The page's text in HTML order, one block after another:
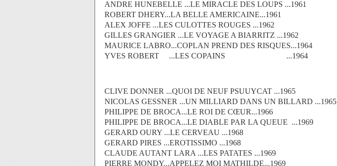
ANDRE HUNEBELLE ...LE MIRACLE DES LOUPS ...1961
ROBERT DHERY...LA BELLE AMERICAINE...1961
ALEX JOFFE ...LES CULOTTES ROUGES ...1962
GILLES GRANGIER ...LE VOYAGE A BIARRITZ ...1962
MAURICE LABRO...COPLAN PREND DES RISQUES...1964
YVES ROBERT ...LES COPAINS ...1964
CLIVE DONNER ...QUOI DE NEUF PSUUYCAT ...1965
NICOLAS GESSNER ...UN MILLIARD DANS UN BILLARD ...1965
PHILIPPE DE BROCA...LE ROI DE CŒUR...1966
PHILIPPE DE BROCA...LE DIABLE PAR LA QUEUE ...1969
GERARD OURY ...LE CERVEAU ...1968
GERARD PIRES ...EROTISSIMO ...1968
CLAUDE AUTANT LARA ...LES PATATES ...1969
PIERRE MONDY...APPELEZ MOI MATHILDE...1969